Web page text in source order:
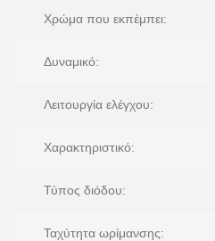
Χρώμα που εκπέμπει:
Δυναμικό:
Λειτουργία ελέγχου:
Χαρακτηριστικό:
Τύπος διόδου:
Ταχύτητα ωρίμανσης: